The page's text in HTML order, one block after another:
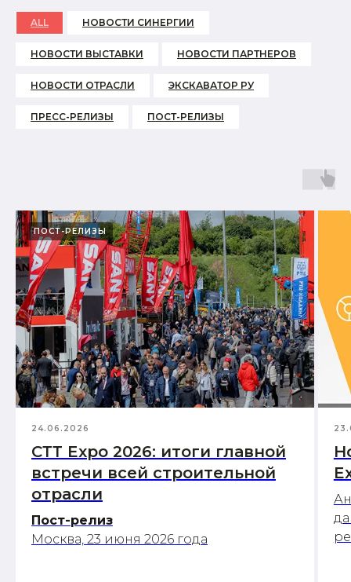
ALL НОВОСТИ СИНЕРГИИ
НОВОСТИ ВЫСТАВКИ НОВОСТИ ПАРТНЕРОВ
НОВОСТИ ОТРАСЛИ ЭКСКАВАТОР РУ
ПРЕСС-РЕЛИЗЫ ПОСТ-РЕЛИЗЫ
ПОСТ-РЕЛИЗЫ
24.06.2026
СТТ Expo 2026: итоги главной
встречи всей строительной
отрасли
Пост-релиз
Москва, 23 июня 2026 года